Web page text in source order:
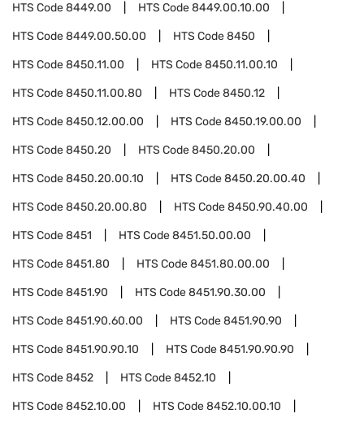
HTS Code8449.00 HTS Code8449.00.10.00
HTS Code8449.00.50.00 HTS Code8450
HTS Code8450.11.00 HTS Code8450.11.00.10
HTS Code8450.11.00.80 HTS Code8450.12
HTS Code8450.12.00.00 HTS Code8450.19.00.00
HTS Code8450.20 HTS Code8450.20.00
HTS Code8450.20.00.10 HTS Code8450.20.00.40
HTS Code8450.20.00.80 HTS Code8450.90.40.00
HTS Code8451 HTS Code8451.50.00.00
HTS Code8451.80 HTS Code8451.80.00.00
HTS Code8451.90 HTS Code8451.90.30.00
HTS Code8451.90.60.00 HTS Code8451.90.90
HTS Code8451.90.90.10 HTS Code8451.90.90.90
HTS Code8452 HTS Code8452.10
HTS Code8452.10.00 HTS Code8452.10.00.10